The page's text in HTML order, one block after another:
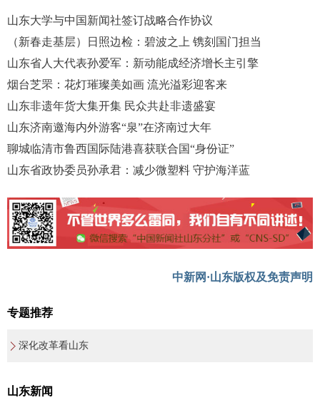
山东大学与中国新闻社签订战略合作协议
（新春走基层）日照边检：碧波之上 镌刻国门担当
山东省人大代表孙爱军：新动能成经济增长主引擎
烟台芝罘：花灯璀璨美如画 流光溢彩迎客来
山东非遗年货大集开集 民众共赴非遗盛宴
山东济南邀海内外游客“泉”在济南过大年
聊城临清市鲁西国际陆港喜获联合国“身份证”
山东省政协委员孙承君：减少微塑料 守护海洋蓝
中新网·山东版权及免责声明
专题推荐
深化改革看山东
山东新闻